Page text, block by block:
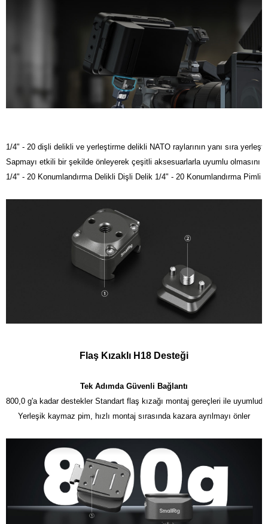
1/4" - 20 dişli delikli ve yerleştirme delikli NATO raylarının yanı sıra
Sapmayı etkili bir şekilde önleyerek çeşitli aksesuarlarla uyumlu olmasını
1/4" - 20 Konumlandırma Delikli Dişli Delik 1/4" - 20 Konumlandırma Pimli
Flaş Kızaklı H18 Desteği
Tek Adımda Güvenli Bağlantı
800,0 g'a kadar destekler Standart flaş kızağı montaj gereçleri ile
Yerleşik kaymaz pim, hızlı montaj sırasında kazara ayrılmayı önler